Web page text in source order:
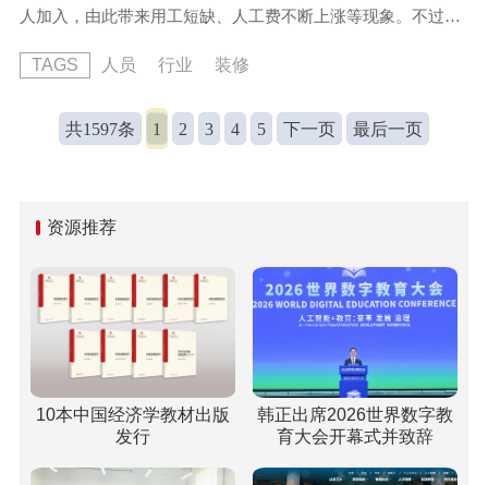
县原则上不少于一个...
人加入，由此带来用工短缺、人工费不断上涨等现象。不过，
资上涨。“在北京，现在普通打杂的小工已经到了300元一天，
像水电工、木工、油工、焊工等工种都普遍要四五百元一天...
TAGS 人员 行业 装修
共1597条 1 2 3 4 5 下一页 最后一页
资源推荐
10本中国经济学教材出版
发行
韩正出席2026世界数字教
育大会开幕式并致辞